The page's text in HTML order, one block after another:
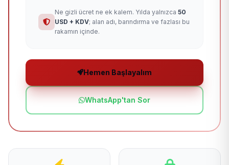
Ne gizli ücret ne ek kalem. Yılda yalnızca 50
USD + KDV; alan adı, barındırma ve fazlası bu
rakamın içinde.
Hemen Başlayalım
WhatsApp'tan Sor